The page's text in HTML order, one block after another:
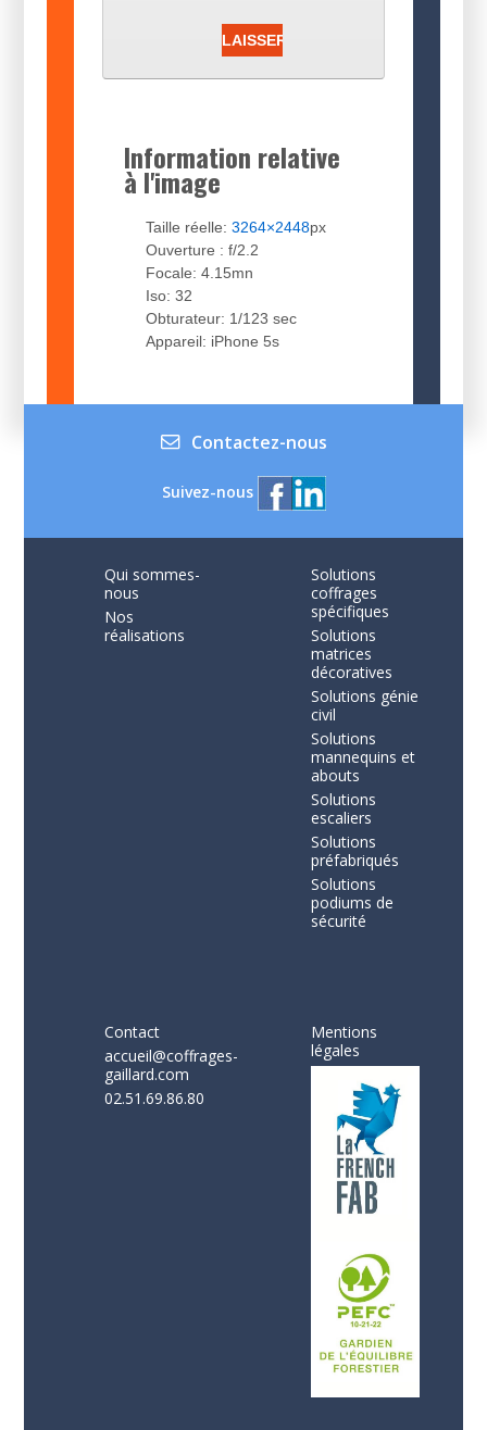
Information relative
à l'image
Taille réelle: 3264×2448px
Ouverture : f/2.2
Focale: 4.15mn
Iso: 32
Obturateur: 1/123 sec
Appareil: iPhone 5s
Contactez-nous
Suivez-nous
Qui sommes-
nous
Nos
réalisations
Solutions
coffrages
spécifiques
Solutions
matrices
décoratives
Solutions génie
civil
Solutions
mannequins et
abouts
Solutions
escaliers
Solutions
préfabriqués
Solutions
podiums de
sécurité
Contact
accueil@coffrages-
gaillard.com
02.51.69.86.80
Mentions
légales